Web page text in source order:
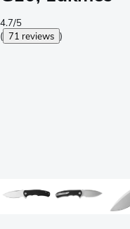
4.7/5
( 71 reviews )